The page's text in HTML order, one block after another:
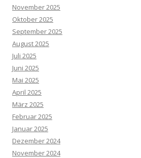
November 2025
Oktober 2025
September 2025
August 2025
Juli 2025
Juni 2025
Mai 2025
April 2025
März 2025
Februar 2025
Januar 2025
Dezember 2024
November 2024